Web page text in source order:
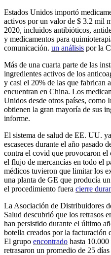
Estados Unidos importó
activos por un valor de $ 3.2 mil
2020, incluidos antibióticos,
y medicamentos para
comunicación. un análisis por la
Más de una cuarta parte de las
ingredientes activos de los
y casi el 20% de las que fabrican
encuentran en China. Los
Unidos desde otros países, como
obtienen la gran mayoría de sus
informe.
El sistema de salud de EE. UU.
escaseces durante el año pasado
contra el covid que provocaron el
el flujo de mercancías en todo el
médicos tuvieron que limitar los
una planta de GE que producía
el procedimiento fuera cierre
La Asociación de Distribuidores
Salud descubrió que los retrasos
han persistido durante el último
botella creados por la facturación
El grupo encontrado hasta 10.000
retrasaron un promedio de 25